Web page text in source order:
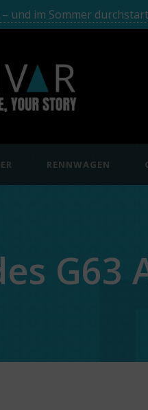
und im Sommer
RENNWAGEN
G63